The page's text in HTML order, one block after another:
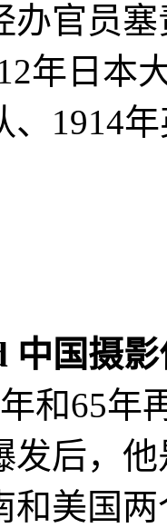
办官员
年日本
、1914
中国摄
和65年
发后，
和美国